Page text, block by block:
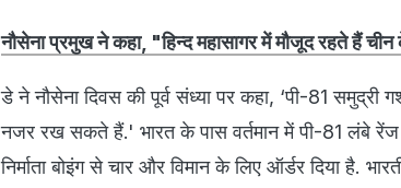
नौसेना प्रमुख ने कहा, "हिन्‍द महासागर में मौजूद रहते हैं
डे ने नौसेना दिवस की पूर्व संध्या पर कहा, ‘पी-81 समुद्री
नजर रख सकते हैं.' भारत के पास वर्तमान में पी-81 लंबे रेंज
निर्माता बोइंग से चार और विमान के लिए ऑर्डर दिया है.